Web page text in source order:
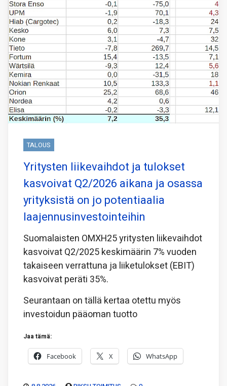
TALOUS
Yritysten liikevaihdot ja tulokset
kasvoivat Q2/2026 aikana ja osassa
yrityksistä on jo potentiaalia
laajennusinvestointeihin
Suomalaisten OMXH25 yritysten liikevaihdot
kasvoivat Q2/2025 keskimäärin 7% vuoden
takaiseen verrattuna ja liiketulokset (EBIT)
kasvoivat peräti 35%.
Seurantaan on tällä kertaa otettu myös
investoidun pääoman tuotto
Jaa tämä:
Facebook X WhatsApp